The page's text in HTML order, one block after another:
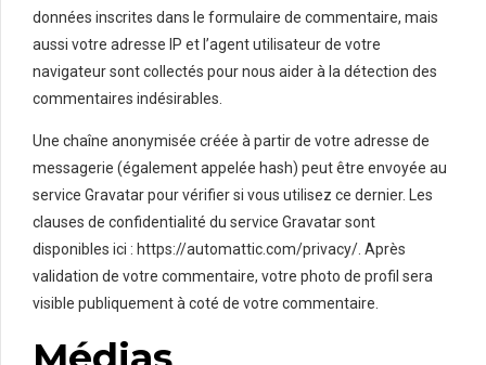
données inscrites dans le formulaire de commentaire, mais
aussi votre adresse IP et l’agent utilisateur de votre
navigateur sont collectés pour nous aider à la détection des
commentaires indésirables.
Une chaîne anonymisée créée à partir de votre adresse de
messagerie (également appelée hash) peut être envoyée au
service Gravatar pour vérifier si vous utilisez ce dernier. Les
clauses de confidentialité du service Gravatar sont
disponibles ici : https://automattic.com/privacy/. Après
validation de votre commentaire, votre photo de profil sera
visible publiquement à coté de votre commentaire.